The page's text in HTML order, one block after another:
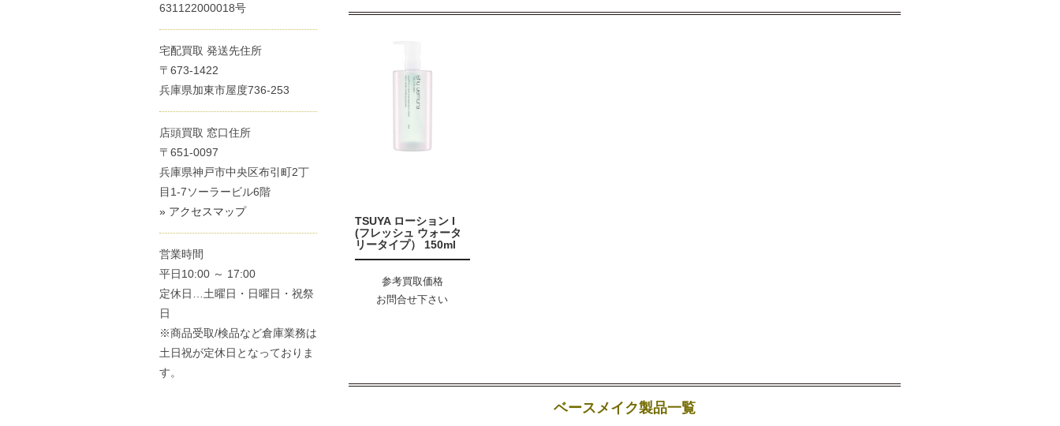
TSUYA ローション I
(フレッシュ ウォータ
リータイプ） 150ml
参考買取価格
お問合せ下さい
ベースメイク製品一覧
631122000018号
宅配買取 発送先住所
〒673-1422
兵庫県加東市屋度736-253
店頭買取 窓口住所
〒651-0097
兵庫県神戸市中央区布引町2丁
目1-7ソーラービル6階
» アクセスマップ
営業時間
平日10:00 ～ 17:00
定休日…土曜日・日曜日・祝祭
日
※商品受取/検品など倉庫業務は
土日祝が定休日となっておりま
す。